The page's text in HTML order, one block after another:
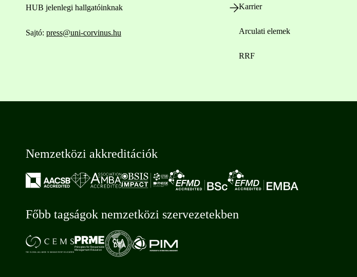
HUB jelenlegi hallgatóinknak
Sajtó: press@uni-corvinus.hu
Karrier
Arculati elemek
RRF
Nemzetközi akkreditációk
Főbb tagságok nemzetközi szervezetekben